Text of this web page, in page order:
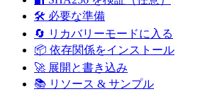
🛠️ 必要な準備
🔄 リカバリーモードに入る
📦 依存関係をインストール
🚀 展開と書き込み
📚 リソース & サンプル